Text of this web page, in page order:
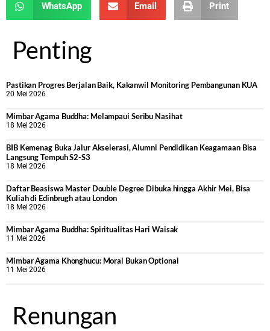
WhatsApp Email Print
Penting
Pastikan Progres Berjalan Baik, Kakanwil Monitoring Pembangunan KUA
20 Mei 2026
Mimbar Agama Buddha: Melampaui Seribu Nasihat
18 Mei 2026
BIB Kemenag Buka Jalur Akselerasi, Alumni Pendidikan Keagamaan Bisa
Langsung Tempuh S2-S3
18 Mei 2026
Daftar Beasiswa Master Double Degree Dibuka hingga Akhir Mei, Bisa
Kuliah di Edinbrugh atau London
18 Mei 2026
Mimbar Agama Buddha: Spiritualitas Hari Waisak
11 Mei 2026
Mimbar Agama Khonghucu: Moral Bukan Optional
11 Mei 2026
Renungan